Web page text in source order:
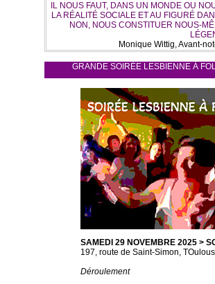
IL NOUS FAUT, DANS UN MONDE OU
LA RÉALITÉ SOCIALE ET AU FIGURÉ
NON, NOUS CONSTITUER NOUS-
Monique Wittig, Avant-
GRANDE SOIRÉE LESBIENNE À
SAMEDI 29 NOVEMBRE 2025 >
197, route de Saint-Simon,
Déroulement